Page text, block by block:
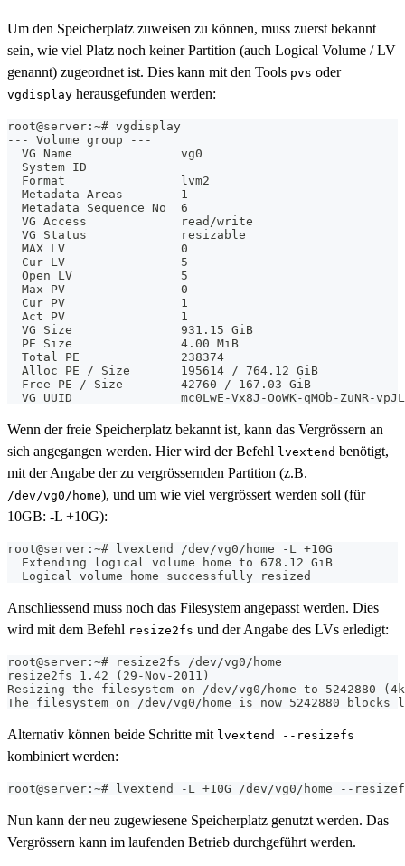
Um den Speicherplatz zuweisen zu können, muss zuerst bekannt
sein, wie viel Platz noch keiner Partition (auch Logical Volume / LV
genannt) zugeordnet ist. Dies kann mit den Tools pvs oder
vgdisplay herausgefunden werden:
root@server:~# vgdisplay
--- Volume group ---
  VG Name               vg0
  System ID
  Format                lvm2
  Metadata Areas        1
  Metadata Sequence No  6
  VG Access             read/write
  VG Status             resizable
  MAX LV                0
  Cur LV                5
  Open LV               5
  Max PV                0
  Cur PV                1
  Act PV                1
  VG Size               931.15 GiB
  PE Size               4.00 MiB
  Total PE              238374
  Alloc PE / Size       195614 / 764.12 GiB
  Free PE / Size        42760 / 167.03 GiB
VG UUID               mc0LwE-Vx8J-OoWK-qMOb-ZuNR-
Wenn der freie Speicherplatz bekannt ist, kann das Vergrössern an
sich angegangen werden. Hier wird der Befehl lvextend benötigt,
mit der Angabe der zu vergrössernden Partition (z.B.
/dev/vg0/home), und um wie viel vergrössert werden soll (für
10GB: -L +10G):
root@server:~# lvextend /dev/vg0/home -L +10G
  Extending logical volume home to 678.12 GiB
  Logical volume home successfully resized
Anschliessend muss noch das Filesystem angepasst werden. Dies
wird mit dem Befehl resize2fs und der Angabe des LVs erledigt:
root@server:~# resize2fs /dev/vg0/home
resize2fs 1.42 (29-Nov-2011)
Resizing the filesystem on /dev/vg0/home to 5242880
The filesystem on /dev/vg0/home is now 5242880 blocks
Alternativ können beide Schritte mit lvextend --resizefs
kombiniert werden:
root@server:~# lvextend -L +10G /dev/vg0/home --
Nun kann der neu zugewiesene Speicherplatz genutzt werden. Das
Vergrössern kann im laufenden Betrieb durchgeführt werden.